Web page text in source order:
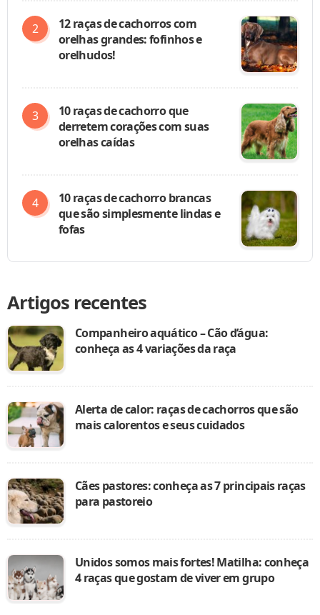
12 raças de cachorros com
orelhas grandes: fofinhos e
orelhudos!
10 raças de cachorro que
derretem corações com suas
orelhas caídas
10 raças de cachorro brancas
que são simplesmente lindas e
fofas
Artigos recentes
Companheiro aquático – Cão d’água:
conheça as 4 variações da raça
Alerta de calor: raças de cachorros que são
mais calorentos e seus cuidados
Cães pastores: conheça as 7 principais raças
para pastoreio
Unidos somos mais fortes! Matilha: conheça
4 raças que gostam de viver em grupo